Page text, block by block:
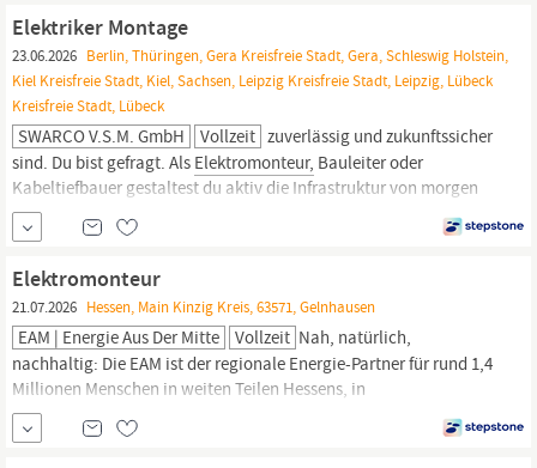
C/CE fördern wir gerne!...
Elektriker Montage
23.06.2026 Berlin, Thüringen, Gera Kreisfreie Stadt, Gera, Schleswig Holstein,
Kiel Kreisfreie Stadt, Kiel, Sachsen, Leipzig Kreisfreie Stadt, Leipzig, Lübeck
Kreisfreie Stadt, Lübeck
SWARCO V.S.M. GmbH Vollzeit zuverlässig und zukunftssicher
sind. Du bist gefragt. Als Elektromonteur, Bauleiter oder
Kabeltiefbauer gestaltest du aktiv die Infrastruktur von morgen
mit, von Elektroinstallationen bis zur Wartung komplexer
Verkehrsleitsysteme. Hier findest du die Chance, deine Expertise
Mobilität zu bewirken....
Elektromonteur
21.07.2026 Hessen, Main Kinzig Kreis, 63571, Gelnhausen
EAM | Energie Aus Der Mitte Vollzeit Nah, natürlich,
nachhaltig: Die EAM ist der regionale Energie-Partner für rund 1,4
Millionen Menschen in weiten Teilen Hessens, in
Südniedersachsen sowie in Teilen von Nordrhein-Westfalen,
Thüringenund Rheinland-Pfalz. Als 100 Prozent kommunales